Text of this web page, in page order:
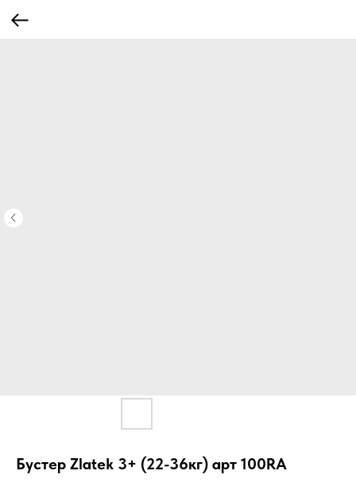
Бустер Zlatek 3+ (22-36кг) арт 100RA